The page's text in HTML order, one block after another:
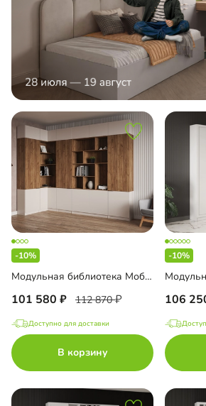
-10%
Модульная библиотека Моби-6
101 580 112 870
Доступно для доставки
В корзину
-10%
106